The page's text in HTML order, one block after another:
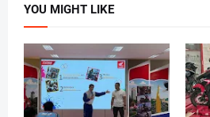
YOU MIGHT LIKE